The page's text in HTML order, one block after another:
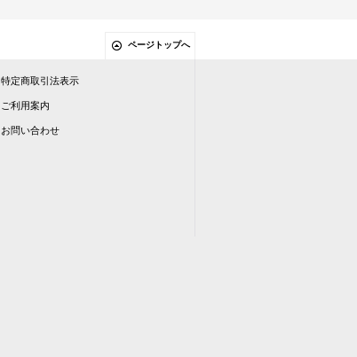
ページトップへ
特定商取引法表示
ご利用案内
お問い合わせ